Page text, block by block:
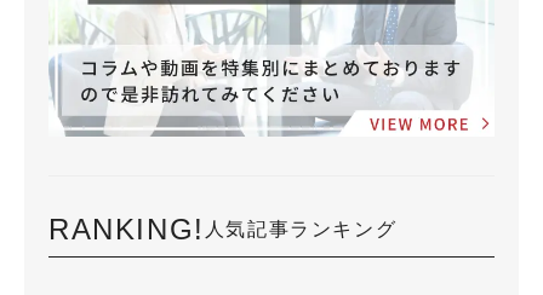
RANKING! 人気記事ランキング